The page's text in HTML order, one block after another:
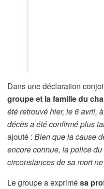
Dans une déclaration
groupe et la famille du
été retrouvé hier, le 6 avril,
décès a été confirmé plus
ajouté : Bien que la cause
encore connue, la police
circonstances de sa mort
Le groupe a exprimésa